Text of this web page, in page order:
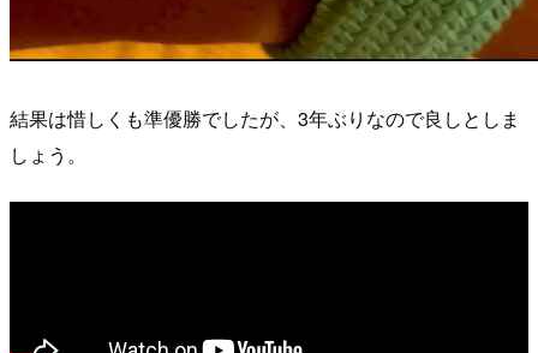
結果は惜しくも準優勝でしたが、3年ぶりなので良しとしま
しょう。